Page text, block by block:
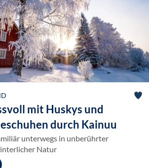
mit Huskys und
durch Kainuu
unterwegs in unberührter
Natur